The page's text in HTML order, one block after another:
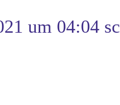
um 04:04